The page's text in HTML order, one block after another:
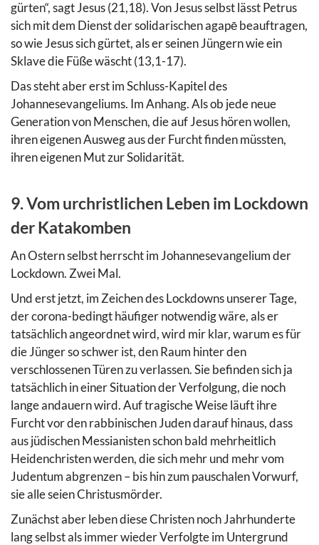
gürten“, sagt Jesus (21,18). Von Jesus selbst lässt Petrus
sich mit dem Dienst der solidarischen agapē beauftragen,
so wie Jesus sich gürtet, als er seinen Jüngern wie ein
Sklave die Füße wäscht (13,1-17).
Das steht aber erst im Schluss-Kapitel des
Johannesevangeliums. Im Anhang. Als ob jede neue
Generation von Menschen, die auf Jesus hören wollen,
ihren eigenen Ausweg aus der Furcht finden müssten,
ihren eigenen Mut zur Solidarität.
9. Vom urchristlichen Leben im Lockdown
der Katakomben
An Ostern selbst herrscht im Johannesevangelium der
Lockdown. Zwei Mal.
Und erst jetzt, im Zeichen des Lockdowns unserer Tage,
der corona-bedingt häufiger notwendig wäre, als er
tatsächlich angeordnet wird, wird mir klar, warum es für
die Jünger so schwer ist, den Raum hinter den
verschlossenen Türen zu verlassen. Sie befinden sich ja
tatsächlich in einer Situation der Verfolgung, die noch
lange andauern wird. Auf tragische Weise läuft ihre
Furcht vor den rabbinischen Juden darauf hinaus, dass
aus jüdischen Messianisten schon bald mehrheitlich
Heidenchristen werden, die sich mehr und mehr vom
Judentum abgrenzen – bis hin zum pauschalen Vorwurf,
sie alle seien Christusmörder.
Zunächst aber leben diese Christen noch Jahrhunderte
lang selbst als immer wieder Verfolgte im Untergrund